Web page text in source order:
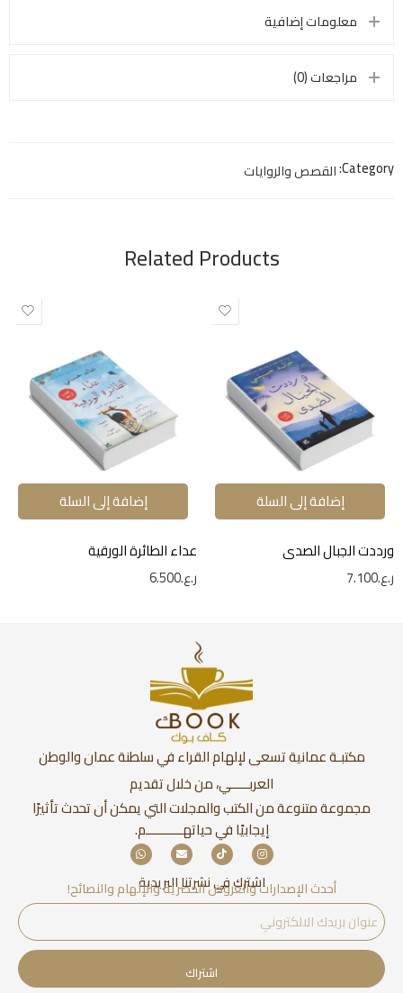
معلومات إضافية
مراجعات (0)
Category: القصص والروايات
Related Products
إضافة إلى السلة
ورددت الجبال الصدى
ر.ع.7.100
إضافة إلى السلة
عداء الطائرة الورقية
ر.ع.6.500
مكتبـة عمانية تسعى لإلهام القراء في سلطنة عمان والوطن
العربـــــي، من خلال تقديم
مجموعة متنوعة من الكتب والمجلات التي يمكن أن تحدث تأثيرًا
إيجابيًا في حياتهــــــــــم.
اشترك في نشرتنا البريدية
أحدث الإصدارات والعروض الحصرية والإلهام والنصائح!
اشتراك